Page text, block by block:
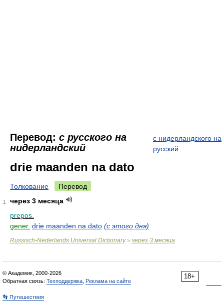
Перевод: с русского на
нидерландский
с нидерландского на
русский
drie maanden na dato
Толкование Перевод
1
через 3 месяца
prepos.
gener. drie maanden na dato (с этого дня)
Russisch-Nederlands Universal Dictionary> через 3 месяца
18+
© Академик, 2000-2026
Обратная связь: Техподдержка Реклама на сайте
👣 Путешествия